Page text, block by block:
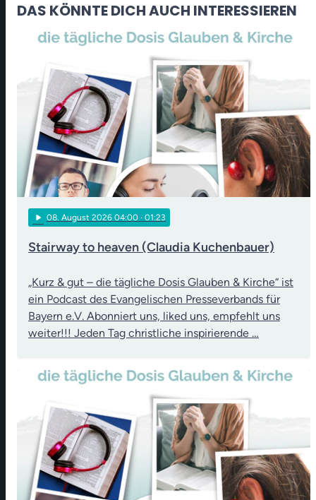
DAS KÖNNTE DICH AUCH INTERESSIEREN
play_arrow 08. August 2026 04:00 · 01:23
Stairway to heaven (Claudia Kuchenbauer)
„Kurz & gut – die tägliche Dosis Glauben & Kirche“ ist
ein Podcast des Evangelischen Presseverbands für
Bayern e.V. Abonniert uns, liked uns, empfehlt uns
weiter!!! Jeden Tag christliche inspirierende …